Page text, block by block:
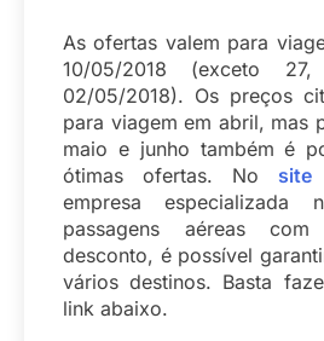
As ofertas valem para
10/05/2018 (exceto
02/05/2018). Os preços
para viagem em abril, mas
maio e junho também é
ótimas ofertas. No site
empresa especializada
passagens aéreas
desconto, é possível
vários destinos. Basta
link abaixo.